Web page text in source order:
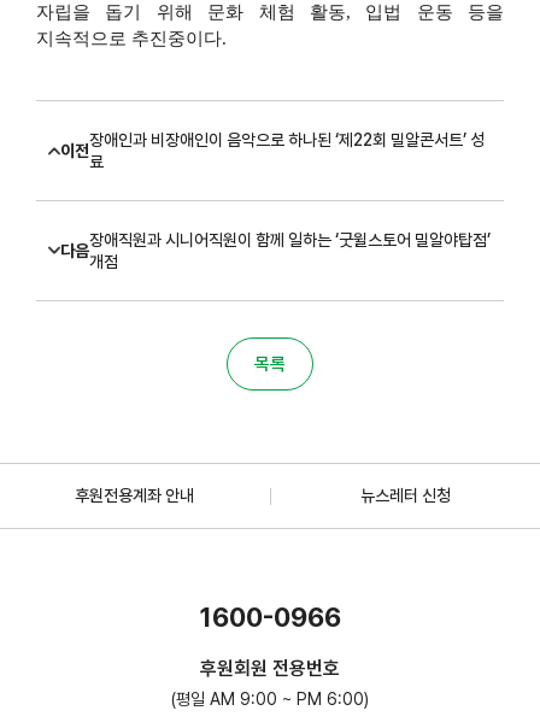
자립을 돕기 위해 문화 체험 활동, 입법 운동 등을
지속적으로 추진중이다.
이전
장애인과 비장애인이 음악으로 하나된 ‘제22회 밀알콘서트’ 성
료
다음
장애직원과 시니어직원이 함께 일하는 ‘굿윌스토어 밀알야탑점’
개점
목록
후원전용계좌 안내 뉴스레터 신청
1600-0966
후원회원 전용번호
(평일 AM 9:00 ~ PM 6:00)